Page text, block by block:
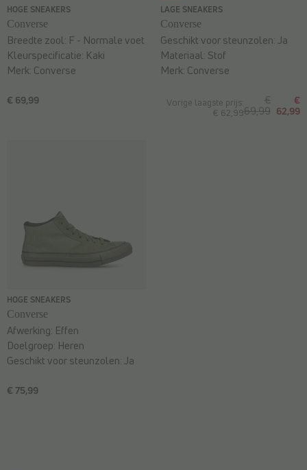
HOGE SNEAKERS
Converse
€ 69,99
Breedte zool: F - Normale voet
Kleurspecificatie: Kaki
Merk: Converse
LAGE SNEAKERS
Converse
Vorige laagste prijs:
€ 62,99
€
69,99
€
62,99
Geschikt voor steunzolen:Ja
Materiaal: Stof
Merk: Converse
HOGE SNEAKERS
Converse
€ 75,99
Afwerking: Effen
Doelgroep: Heren
Geschikt voor steunzolen:Ja